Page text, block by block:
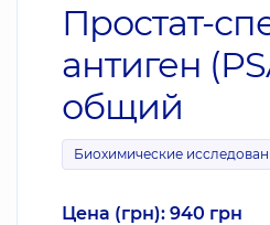
Простат-
антиген
общий
Биохимические
Цена (грн): 940 грн